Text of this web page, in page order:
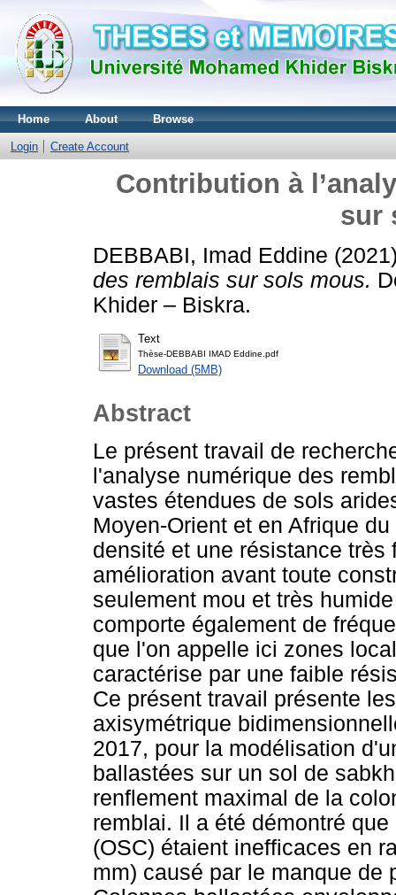
Home About Browse
Login Create Account
Contribution à
sur
DEBBABI, Imad Eddine
des remblais sur sols mous.
Khider – Biskra.
Text
Thèse-DEBBABI IMAD Eddine.pdf
Download (5MB)
Abstract
Le présent travail de
l'analyse numérique des
vastes étendues de sols
Moyen-Orient et en Afrique
densité et une résistance
amélioration avant toute
seulement mou et très
comporte également de
que l'on appelle ici zones
caractérise par une faible
Ce présent travail présente
axisymétrique
2017, pour la modélisation
ballastées sur un sol de
renflement maximal de la
remblai. Il a été démontré
(OSC) étaient inefficaces en
mm) causé par le manque de